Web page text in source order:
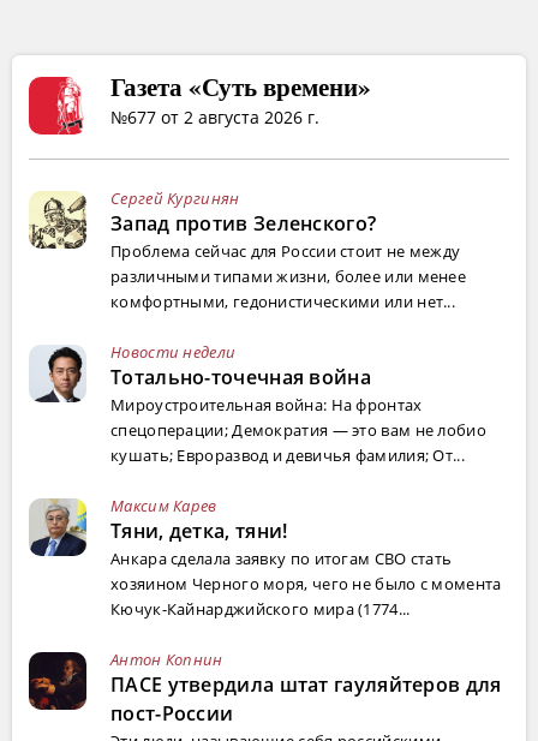
Газета «Суть времени»
№677 от 2 августа 2026 г.
Сергей Кургинян
Запад против Зеленского?
Проблема сейчас для России стоит не между
различными типами жизни, более или менее
комфортными, гедонистическими или нет...
Новости недели
Тотально-точечная война
Мироустроительная война: На фронтах
спецоперации; Демократия — это вам не лобио
кушать; Евроразвод и девичья фамилия; От...
Максим Карев
Тяни, детка, тяни!
Анкара сделала заявку по итогам СВО стать
хозяином Черного моря, чего не было с момента
Кючук-Кайнарджийского мира (1774...
Антон Копнин
ПАСЕ утвердила штат гауляйтеров для
пост-России